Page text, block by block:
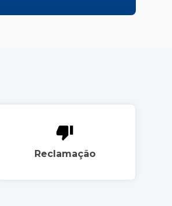
Reclamação